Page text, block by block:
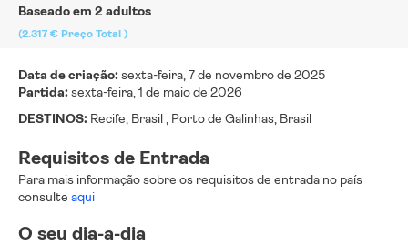
Baseado em 2 adultos
(2.317 € Preço Total )
Data de criação:sexta-feira, 7 de novembro de 2025
Partida:sexta-feira, 1 de maio de 2026
DESTINOS: Recife, Brasil , Porto de Galinhas, Brasil
Requisitos de Entrada
Para mais informação sobre os requisitos de entrada no país
consulte aqui
O seu dia-a-dia